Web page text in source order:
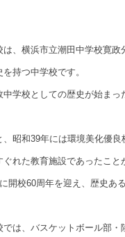
、横浜市立潮田中学校寛政
持つ中学校です。
学校としての歴史が始まっ
昭和39年には環境美化優良
れた教育施設であったこと
開校60周年を迎え、歴史あ
は、バスケットボール部・